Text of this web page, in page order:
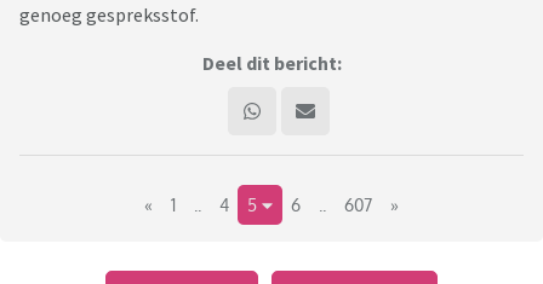
genoeg gespreksstof.
Deel dit bericht:
« 1 4 5 6 607 »